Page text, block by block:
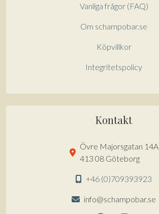
Vanliga frågor (FAQ)
Om schampobar.se
Köpvillkor
Integritetspolicy
Kontakt
Övre Majorsgatan 14A
413 08 Göteborg
+46 (0)709393923
info@schampobar.se